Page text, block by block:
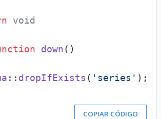
void
down(
:: dropIfExists ( 'series' );
COPIAR CÓDIGO